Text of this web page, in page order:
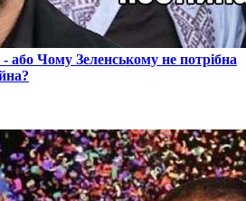
або Чому Зеленському не потрібна